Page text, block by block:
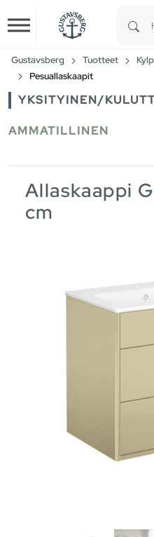
Skip to main content
Gustavsberg Tuotteet
Pesuallaskaapit
YKSITYINEN/
AMMATILLINEN
Allaskaappi
cm